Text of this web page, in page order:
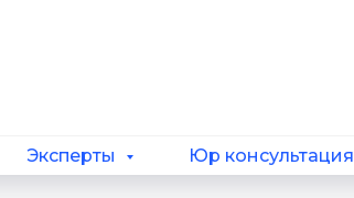
Эксперты Юр консультация